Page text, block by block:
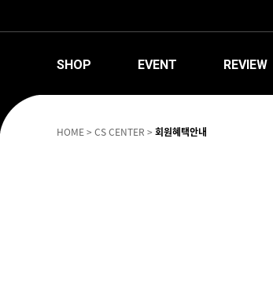
SHOP EVENT REVIEW
HOME> CS CENTER > 회원혜택안내